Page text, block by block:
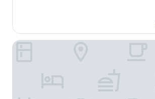
有
夠
深圳雅邦朗悅國際酒店